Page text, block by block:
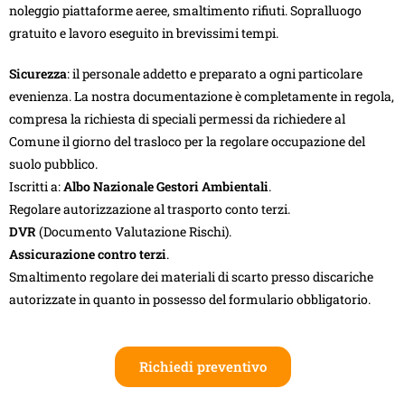
noleggio piattaforme aeree, smaltimento rifiuti. Sopralluogo
gratuito e lavoro eseguito in brevissimi tempi.
Sicurezza: il personale addetto e preparato a ogni particolare
evenienza. La nostra documentazione è completamente in regola,
compresa la richiesta di speciali permessi da richiedere al
Comune il giorno del trasloco per la regolare occupazione del
suolo pubblico.
Iscritti a:Albo Nazionale Gestori Ambientali.
Regolare autorizzazione al trasporto conto terzi.
DVR (Documento Valutazione Rischi).
Assicurazione contro terzi.
Smaltimento regolare dei materiali di scarto presso discariche
autorizzate in quanto in possesso del formulario obbligatorio.
Richiedi preventivo